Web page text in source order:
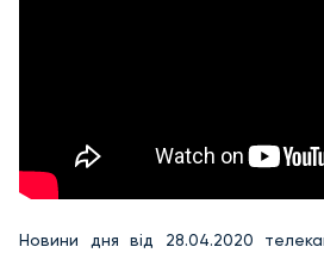
Новини дня від 28.04.2020